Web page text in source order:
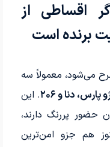
یا ۲۰۶؟ اگر اقساطی از
برنده است
می‌شود، معمولاً سه
پارس، دنا و ۲۰۶
. این
حضور پررنگ دارند،
هم جزو امن‌ترین